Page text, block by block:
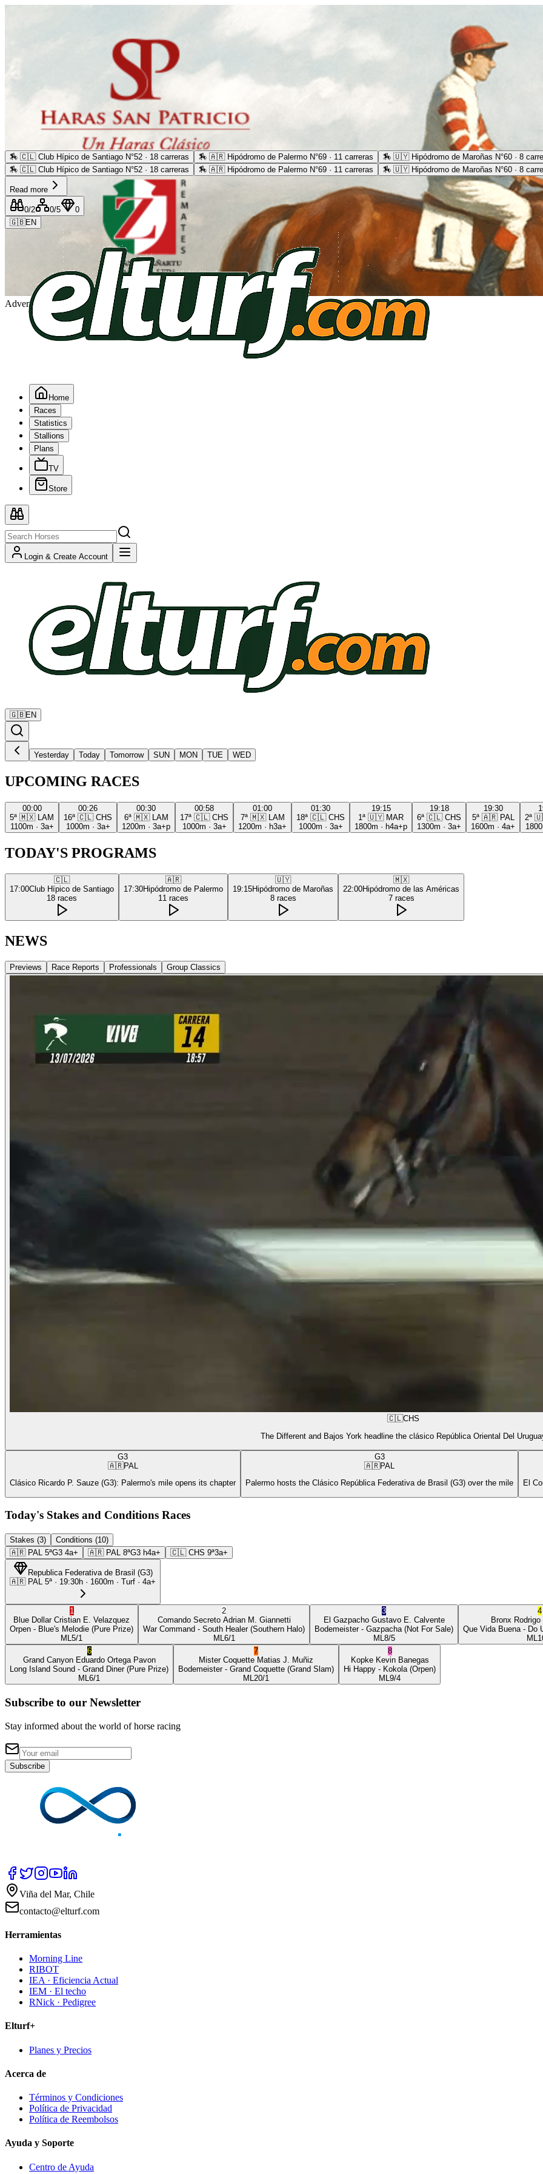
Advertising
🏇 🇨🇱 Club Hípico de Santiago N°52 · 18 carreras 🏇 🇦🇷 Hipódromo de Palermo N°69 · 11 carreras 🏇 🇺🇾 Hipódromo de Maroñas N°60 · 8
🏇 🇨🇱 Club Hípico de Santiago N°52 · 18 carreras 🏇 🇦🇷 Hipódromo de Palermo N°69 · 11 carreras 🏇 🇺🇾 Hipódromo de Maroñas N°60 · 8
Read more
0/2 0/5
0
🇬🇧EN
Home
Races
Statistics
Stallions
Plans
TV
Store
Login & Create Account
🇬🇧EN
Yesterday Today Tomorrow SUN MON TUE WED
UPCOMING RACES
00:00
5ª 🇲🇽
LAM
1100m · 3a+
00:26
16ª 🇨🇱 CHS
1000m · 3a+
00:30
6ª 🇲🇽
LAM
1200m · 3a+p
00:58
17ª 🇨🇱 CHS
1000m · 3a+
01:00
7ª 🇲🇽
LAM
1200m · h3a+
01:30
18ª 🇨🇱 CHS
1000m · 3a+
19:15
1ª 🇺🇾 MAR
1800m · h4a+p
19:18
6ª 🇨🇱 CHS
1300m · 3a+
19:30
5ª 🇦🇷 PAL
1600m · 4a+
2ª
TODAY'S PROGRAMS
🇨🇱
17:00Club Hípico de Santiago
18 races
🇦🇷
17:30Hipódromo de Palermo
11 races
🇺🇾
19:15Hipódromo de Maroñas
8 races
🇲🇽
22:00Hipódromo de las Américas
7 races
NEWS
Previews Race Reports Professionals Group Classics
🇨🇱CHS
The Different and Bajos York headline the clásico República Oriental Del
G3
🇦🇷PAL
Clásico Ricardo P. Sauze (G3): Palermo's mile opens its chapter
G3
🇦🇷PAL
Palermo hosts the Clásico República Federativa de Brasil (G3) over the mile
El
Today's Stakes and Conditions Races
Stakes (3)
Conditions (10)
🇦🇷 PAL 5ªG3 4a+ 🇦🇷 PAL 8ªG3 h4a+ 🇨🇱 CHS 9ª3a+
Republica Federativa de Brasil (G3)
🇦🇷 PAL 5ª · 19:30h · 1600m · Turf · 4a+
1
Blue Dollar Cristian E. Velazquez
Orpen - Blue's Melodie (Pure Prize)
ML5/1
2
Comando Secreto Adrian M. Giannetti
War Command - South Healer(Southern Halo)
ML6/1
3
El Gazpacho Gustavo E. Calvente
Bodemeister- Gazpacha(Not For Sale)
ML8/5
4
Bronx
Que Vida Buena- Do
ML
6
Grand Canyon Eduardo Ortega Pavon
Long Island Sound - Grand Diner(Pure Prize)
ML6/1
7
Mister Coquette Matias J. Muñiz
Bodemeister- Grand Coquette (Grand Slam)
ML20/1
8
Kopke Kevin Banegas
Hi Happy - Kokola(Orpen)
ML9/4
Subscribe to our Newsletter
Stay informed about the world of horse racing
Subscribe
Viña del Mar, Chile
contacto@elturf.com
Herramientas
Morning Line
RIBOT
IEA · Eficiencia Actual
IEM · El techo
RNick · Pedigree
Elturf+
Planes y Precios
Acerca de
Términos y Condiciones
Política de Privacidad
Política de Reembolsos
Ayuda y Soporte
Centro de Ayuda